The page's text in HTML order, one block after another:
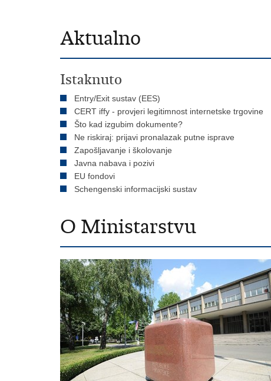
Aktualno
Istaknuto
Entry/Exit sustav (EES)
CERT iffy - provjeri legitimnost internetske trgovine
Što kad izgubim dokumente?
Ne riskiraj: prijavi pronalazak putne isprave
Zapošljavanje i školovanje
Javna nabava i pozivi
EU fondovi
Schengenski informacijski sustav
O Ministarstvu